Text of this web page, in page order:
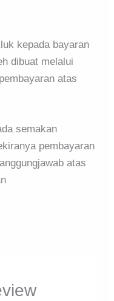
kepada bayaran
dibuat melalui
atas
semakan
pembayaran
atas